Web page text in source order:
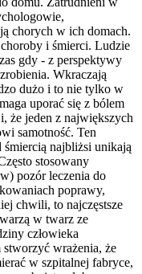
chorych w ich domach.
i śmierci. Ludzie
gdy - z perspektywy
Wkraczają
dużo i to nie tylko w
uporać się z bólem
że jeden z największych
samotność. Ten
najbliżsi unikają
stosowany
pozór leczenia do
poprawy,
chwili, to najczęstsze
w twarz ze
człowieka
wrażenia, że
w szpitalnej fabryce,